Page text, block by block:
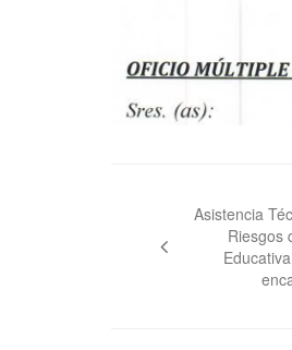
entradas
Asistencia
Riesgos